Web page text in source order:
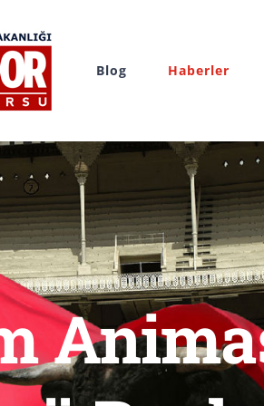
Blog Haberler